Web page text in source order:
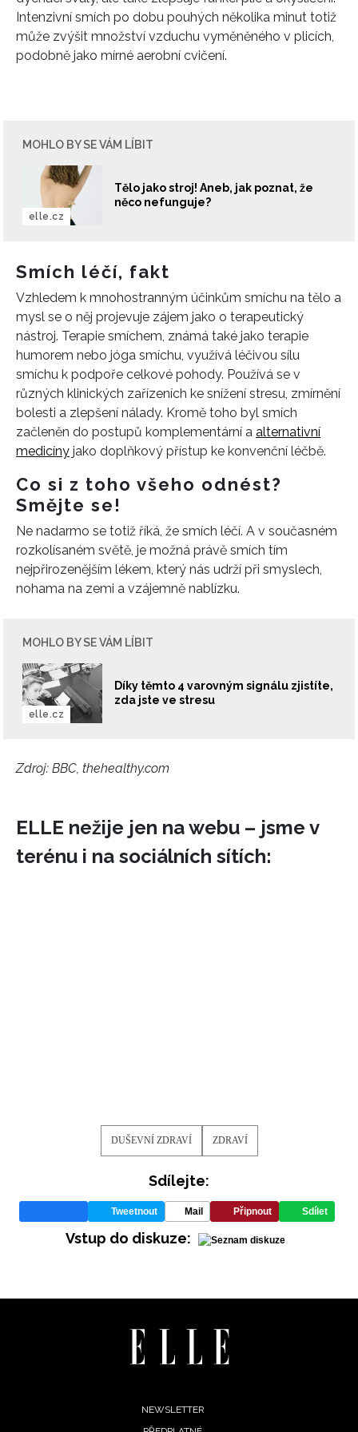
INFORMACE
REDAKCE
Intenzivní smích po dobu pouhých několika minut totiž
může zvýšit množství vzduchu vyměněného v plicích,
podobně jako mírné aerobní cvičení.
MOHLO BY SE VÁM LÍBIT
Tělo jako stroj! Aneb, jak poznat, že
něco nefunguje?
elle.cz
Smích léčí, fakt
Vzhledem k mnohostranným účinkům smíchu na tělo a
mysl se o něj projevuje zájem jako o terapeutický
nástroj. Terapie smíchem, známá také jako terapie
humorem nebo jóga smíchu, využívá léčivou sílu
smíchu k podpoře celkové pohody. Používá se v
různých klinických zařízeních ke snížení stresu, zmírnění
bolesti a zlepšení nálady. Kromě toho byl smích
začleněn do postupů komplementární a alternativní
medicíny jako doplňkový přístup ke konvenční léčbě.
Co si z toho všeho odnést?
Smějte se!
Ne nadarmo se totiž říká, že smích léčí. A v současném
rozkolísaném světě, je možná právě smích tím
nejpřirozenějším lékem, který nás udrží při smyslech,
nohama na zemi a vzájemně nablízku.
MOHLO BY SE VÁM LÍBIT
Díky těmto 4 varovným signálu zjistíte,
zda jste ve stresu
elle.cz
Zdroj: BBC, thehealthy.com
ELLE nežije jen na webu – jsme v
terénu i na sociálních sítích:
DUŠEVNÍ ZDRAVÍ ZDRAVÍ
Sdílejte:
Tweetnout Mail Připnout Sdílet
Vstup do diskuze:
NEWSLETTER